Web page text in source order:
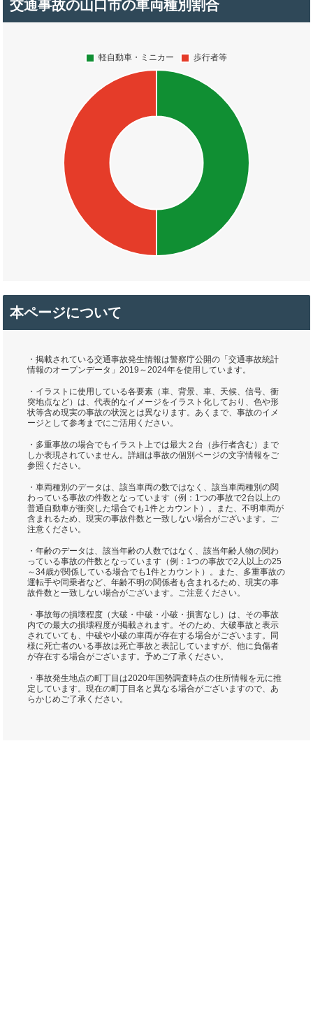
交通事故の山口市の車両種別割合
本ページについて
・掲載されている交通事故発生情報は警察庁公開の「交通事故統計
情報のオープンデータ」2019～2024年を使用しています。
・イラストに使用している各要素（車、背景、車、天候、信号、衝
突地点など）は、代表的なイメージをイラスト化しており、色や形
状等含め現実の事故の状況とは異なります。あくまで、事故のイメ
ージとして参考までにご活用ください。
・多重事故の場合でもイラスト上では最大２台（歩行者含む）まで
しか表現されていません。詳細は事故の個別ページの文字情報をご
参照ください。
・車両種別のデータは、該当車両の数ではなく、該当車両種別の関
わっている事故の件数となっています（例：1つの事故で2台以上の
普通自動車が衝突した場合でも1件とカウント）。また、不明車両が
含まれるため、現実の事故件数と一致しない場合がございます。ご
注意ください。
・年齢のデータは、該当年齢の人数ではなく、該当年齢人物の関わ
っている事故の件数となっています（例：1つの事故で2人以上の25
～34歳が関係している場合でも1件とカウント）。また、多重事故の
運転手や同乗者など、年齢不明の関係者も含まれるため、現実の事
故件数と一致しない場合がございます。ご注意ください。
・事故毎の損壊程度（大破・中破・小破・損害なし）は、その事故
内での最大の損壊程度が掲載されます。そのため、大破事故と表示
されていても、中破や小破の車両が存在する場合がございます。同
様に死亡者のいる事故は死亡事故と表記していますが、他に負傷者
が存在する場合がございます。予めご了承ください。
・事故発生地点の町丁目は2020年国勢調査時点の住所情報を元に推
定しています。現在の町丁目名と異なる場合がございますので、あ
らかじめご了承ください。